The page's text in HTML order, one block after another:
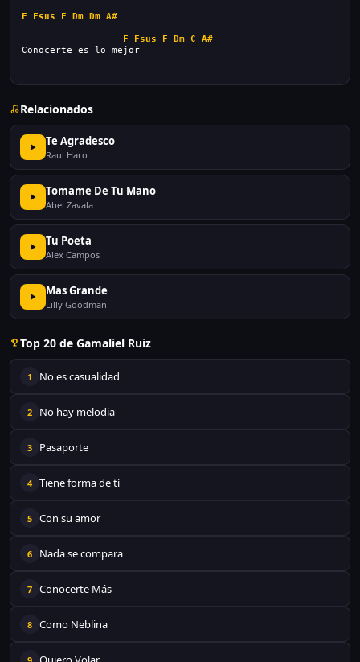
F Fsus F Dm Dm A#
F Fsus F Dm C
A#
Conocerte es lo mejor
Relacionados
Te Agradesco
Raul Haro
Tomame De Tu Mano
Abel Zavala
Tu Poeta
Alex Campos
Mas Grande
Lilly Goodman
Top 20 de Gamaliel Ruiz
1 No es casualidad
2 No hay melodia
3 Pasaporte
4 Tiene forma de tí
5 Con su amor
6 Nada se compara
7 Conocerte Más
8 Como Neblina
9